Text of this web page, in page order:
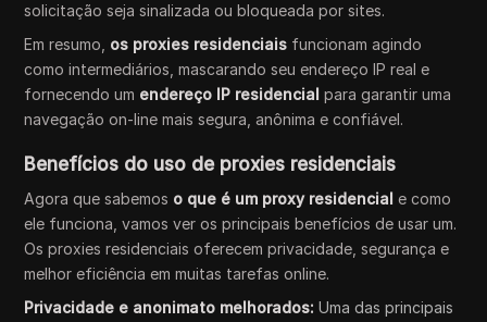
solicitação seja sinalizada ou bloqueada por sites.
Em resumo, os proxies residenciais funcionam agindo
como intermediários, mascarando seu endereço IP real e
fornecendo um endereço IP residencial para garantir uma
navegação on-line mais segura, anônima e confiável.
Benefícios do uso de proxies residenciais
Agora que sabemos o que é um proxy residencial e como
ele funciona, vamos ver os principais benefícios de usar um.
Os proxies residenciais oferecem privacidade, segurança e
melhor eficiência em muitas tarefas online.
Privacidade e anonimato melhorados:Uma das principais